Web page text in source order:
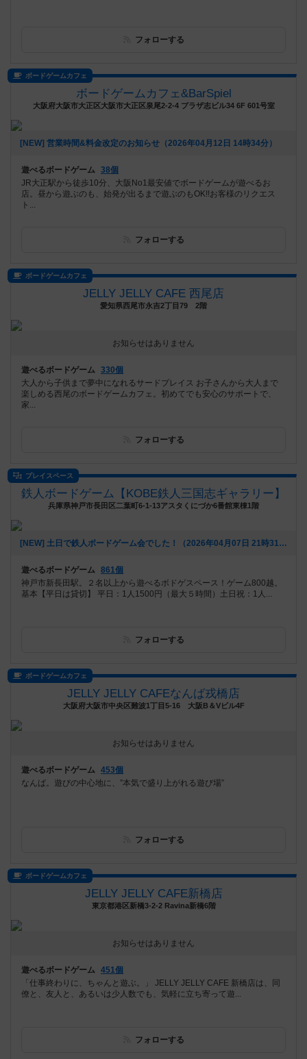
フォローする
ボードゲームカフェ
ボードゲームカフェ&BarSpiel
大阪府大阪市大正区大阪市大正区泉尾2-2-4 プラザ志ビル34 6F 601号室
[NEW] 営業時間&料金改定のお知らせ（2026年04月12日 14時34分）
遊べるボードゲーム 38個
JR大正駅から徒歩10分、大阪No1最安値でボードゲームが遊べるお
店。昼から遊ぶのも、始発が出るまで遊ぶのもOK!!お客様のリクエス
ト...
フォローする
ボードゲームカフェ
JELLY JELLY CAFE 西尾店
愛知県西尾市永吉2丁目79 2階
お知らせはありません
遊べるボードゲーム 330個
大人から子供まで夢中になれるサードプレイス お子さんから大人まで
楽しめる西尾のボードゲームカフェ。初めてでも安心のサポートで、
家...
フォローする
プレイスペース
鉄人ボードゲーム【KOBE鉄人三国志ギャラリー】
兵庫県神戸市長田区二葉町6-1-13アスタくにづか6番館東棟1階
[NEW] 土日で鉄人ボードゲーム会でした！（2026年04月07日 21時31分）
遊べるボードゲーム 861個
神戸市新長田駅。２名以上から遊べるボドゲスペース！ゲーム800越。
基本【平日は貸切】 平日：1人1500円（最大５時間）土日祝：1人...
フォローする
ボードゲームカフェ
JELLY JELLY CAFEなんば戎橋店
大阪府大阪市中央区難波1丁目5-16 大阪B＆Vビル4F
お知らせはありません
遊べるボードゲーム 453個
なんば。遊びの中心地に、”本気で盛り上がれる遊び場”
フォローする
ボードゲームカフェ
JELLY JELLY CAFE新橋店
東京都港区新橋3-2-2 Ravina新橋6階
お知らせはありません
遊べるボードゲーム 451個
「仕事終わりに、ちゃんと遊ぶ。」 JELLY JELLY CAFE 新橋店は、同
僚と、友人と、あるいは少人数でも、気軽に立ち寄って遊...
フォローする